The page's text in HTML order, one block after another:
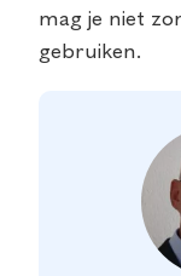
mag je niet
gebruiken.